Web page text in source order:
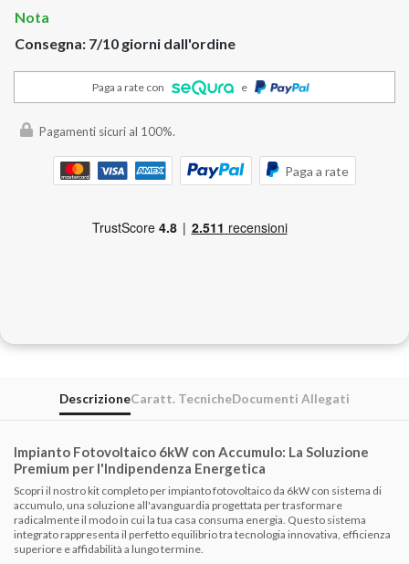
Nota
Consegna: 7/10 giorni dall'ordine
Paga a rate con e
Pagamenti sicuri al 100%.
Paga a rate
DescrizioneCaratt. TecnicheDocumenti Allegati
Impianto Fotovoltaico 6kW con Accumulo: La Soluzione
Premium per l'Indipendenza Energetica
Scopri il nostro kit completo per impianto fotovoltaico da 6kW con sistema di
accumulo, una soluzione all'avanguardia progettata per trasformare
radicalmente il modo in cui la tua casa consuma energia. Questo sistema
integrato rappresenta il perfetto equilibrio tra tecnologia innovativa, efficienza
superiore e affidabilità a lungo termine.